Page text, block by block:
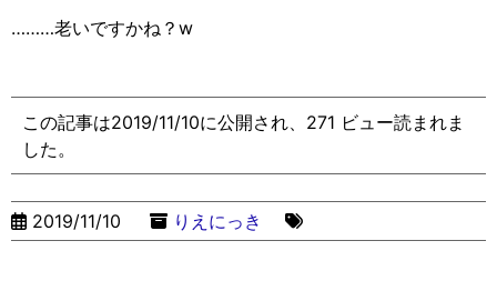
………老いですかね？ w
この記事は2019/11/10に公開され、271 ビュー読まれま
した。
2019/11/10 りえにっき